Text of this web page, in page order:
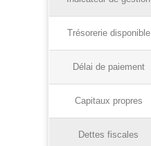
Trésorerie disponible
Délai de paiement
Capitaux propres
Dettes fiscales